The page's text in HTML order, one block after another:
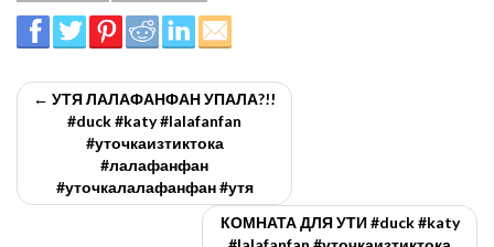
← УТЯ ЛАЛАФАНФАН УПАЛА?!!
#duck #katy #lalafanfan
#уточкаизтиктока
#лалафанфан
#уточкалалафанфан #утя
КОМНАТА ДЛЯ УТИ #duck #katy